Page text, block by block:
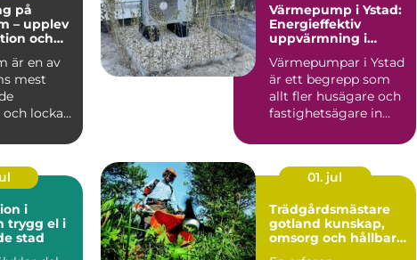
på
– upplev
och
är en av
mest
och lockar
Värmepump i Ystad:
Energieffektiv
uppvärmning i
Värmepumpar i Ystad
är ett begrepp som
allt fler husägare och
fastighetsägare in...
i
i
stad
01. jul
Trädgårdsmästare
gotland kunskap,
omsorg och hållbar